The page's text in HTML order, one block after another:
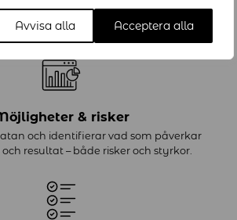
Avvisa alla Acceptera alla
om arbetsmiljö, hälsa och prestation för
en tydlig bild av nuläget.
& risker
och identifierar vad som påverkar
resultat – både risker och styrkor.